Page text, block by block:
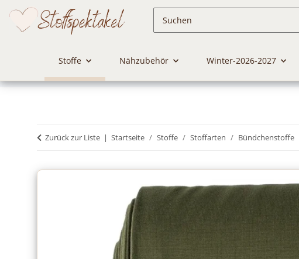
Stoffe Nähzubehör Winter-2026-2027
Zurück zur Liste Startseite Stoffe Stoffarten Bündchenstoffe